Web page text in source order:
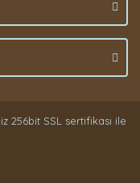
256bit SSL sertifikası ile